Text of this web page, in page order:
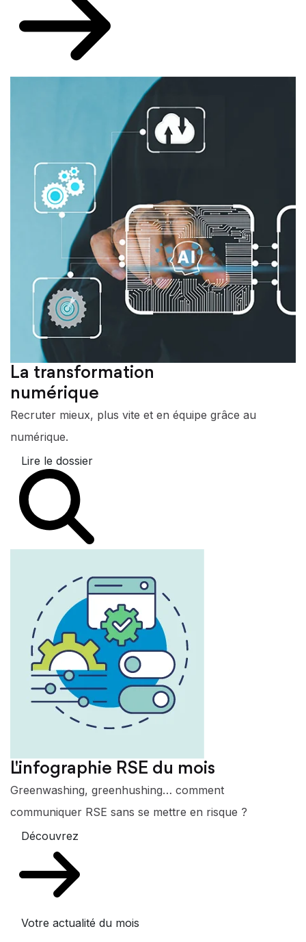
La transformation
numérique
Recruter mieux, plus vite et en équipe grâce au
numérique.
Lire le dossier
L'infographie RSE du mois
Greenwashing, greenhushing… comment
communiquer RSE sans se mettre en risque ?
Découvrez
Votre actualité du mois